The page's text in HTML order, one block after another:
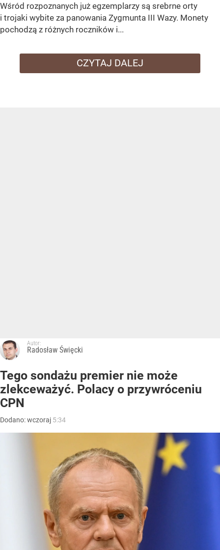
Wśród rozpoznanych już egzemplarzy są srebrne orty
i trojaki wybite za panowania Zygmunta III Wazy. Monety
pochodzą z różnych roczników i...
CZYTAJ DALEJ
Autor:
Radosław Święcki
Tego sondażu premier nie może
zlekceważyć. Polacy o przywróceniu
CPN
Dodano:wczoraj 5:34